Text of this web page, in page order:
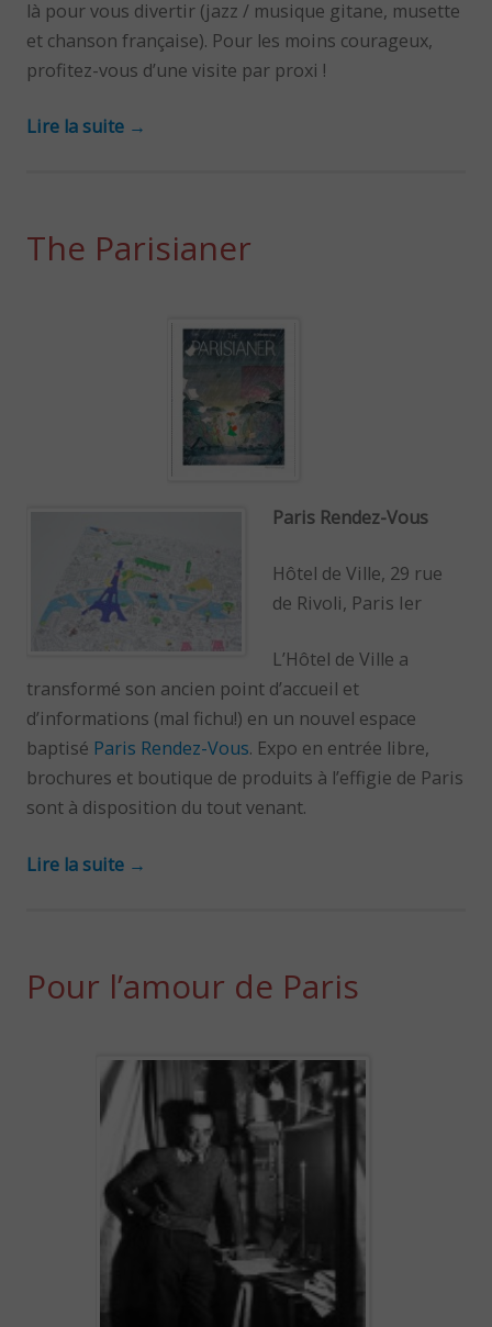
là pour vous divertir (jazz / musique gitane, musette
et chanson française). Pour les moins courageux,
profitez-vous d’une visite par proxi !
Lire la suite →
The Parisianer
Paris Rendez-Vous
Hôtel de Ville, 29 rue
de Rivoli, Paris Ier
L’Hôtel de Ville a
transformé son ancien point d’accueil et
d’informations (mal fichu!) en un nouvel espace
baptisé Paris Rendez-Vous. Expo en entrée libre,
brochures et boutique de produits à l’effigie de Paris
sont à disposition du tout venant.
Lire la suite →
Pour l’amour de Paris